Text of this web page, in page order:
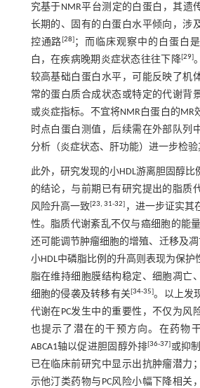
究基于NMR平台测定的白蛋白，其遗
长期的、固有的白蛋白水平倾向，涉
控通路[28] ；而临床观察中的白蛋白
白，在疾病晚期炎症状态往往下降[29]
较高基础白蛋白水平，可能反映了机
常的蛋白质合成状态或特定的代谢背
或炎症指标。不宜将NMR白蛋白的MR
时点白蛋白测值，后续需在外部队列
分析（炎症状态、肝功能）进一步检
此外，研究发现的小HDL游离胆固醇比
的结论，与前期已有研究提出的脂质
风险升高一致[23,31-32] ，进一步证实其
性。脂质代谢紊乱不仅与癌细胞的能
还可能调节肿瘤细胞的增殖、迁移及
小HDL中磷脂比例的升高则表现为保护
脂在维持细胞膜结构稳定、细胞凋亡
细胞的侵袭及转移有关[34-35]。以上发
代谢在PC发生中的重要性，不仅为风
也提示了潜在的干预方向。在药物
ABCA1轴以促进胆固醇外排[36-37] 或抑
已在临床前研究中显示出抗肿瘤潜力
示他汀类药物与PC风险小幅下降相关